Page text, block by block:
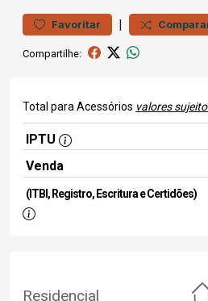
Favoritar |
Compartilhe:
Total para Acessórios valores
IPTU
Venda
(ITBI, Registro, Escritura e Certidões)
Residencial